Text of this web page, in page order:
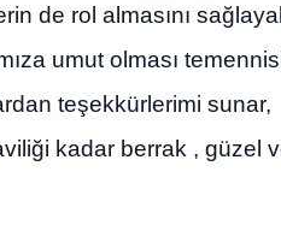
de rol almasını
umut olması
teşekkürlerimi sunar,
kadar berrak , güzel